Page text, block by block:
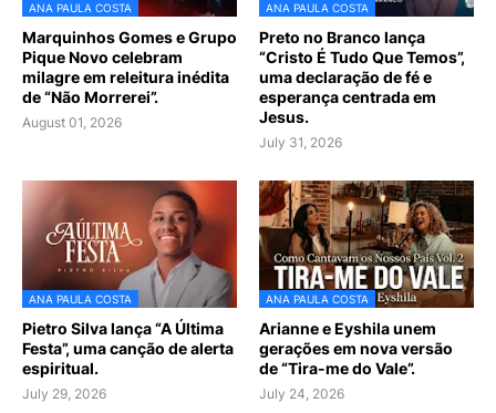
ANA PAULA COSTA
Marquinhos Gomes e Grupo
Pique Novo celebram
milagre em releitura inédita
de “Não Morrerei”.
August 01, 2026
ANA PAULA COSTA
Preto no Branco lança
“Cristo É Tudo Que Temos”,
uma declaração de fé e
esperança centrada em
Jesus.
July 31, 2026
ANA PAULA COSTA
Pietro Silva lança “A Última
Festa”, uma canção de alerta
espiritual.
July 29, 2026
ANA PAULA COSTA
Arianne e Eyshila unem
gerações em nova versão
de “Tira-me do Vale”.
July 24, 2026